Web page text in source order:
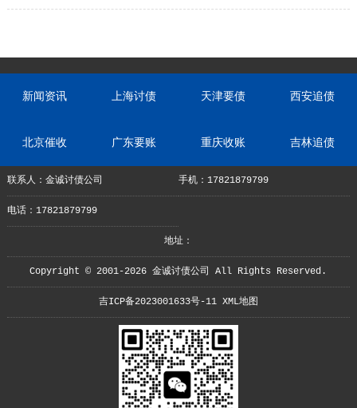
新闻资讯 上海讨债 天津要债 西安追债
北京催收 广东要账 重庆收账 吉林追债
联系人：金诚讨债公司 手机：17821879799
电话：17821879799
地址：
Copyright © 2001-2026 金诚讨债公司 All Rights Reserved.
吉ICP备2023001633号-11 XML地图